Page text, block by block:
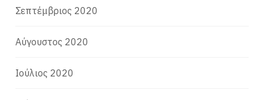
Σεπτέμβριος 2020
Αύγουστος 2020
Ιούλιος 2020